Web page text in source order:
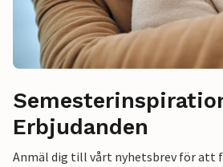
Erbjudanden
Anmäl dig till vårt nyhetsbrev för att